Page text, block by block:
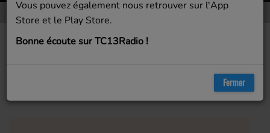
Vous pouvez également nous retrouver sur l'App
Store et le Play Store.
Bonne écoute sur TC13Radio !
Fermer